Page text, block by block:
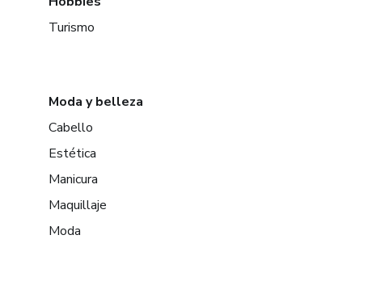
Turismo
Moda y belleza
Cabello
Estética
Manicura
Maquillaje
Moda